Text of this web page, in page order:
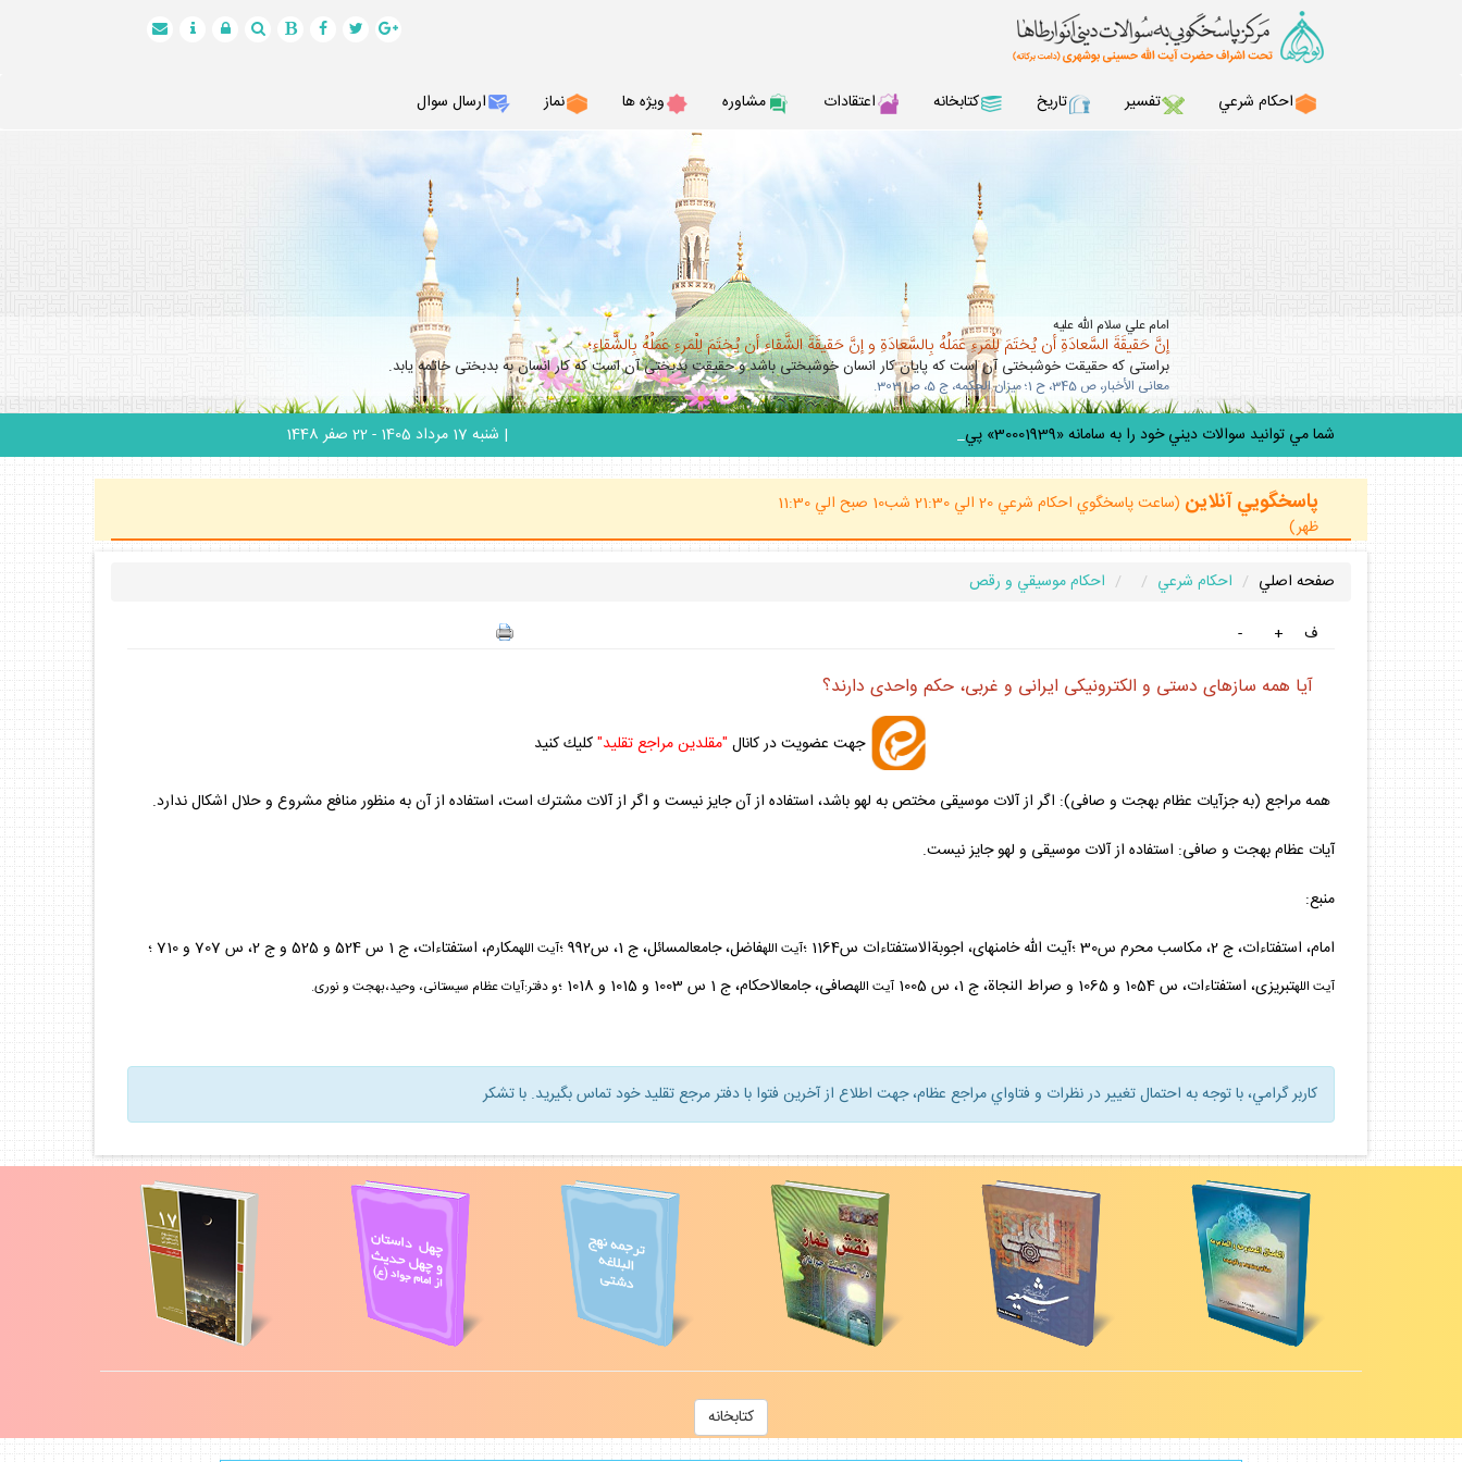
احكام شرعي تفسير تاريخ كتابخانه اعتقادات مشاوره ويژه ها نماز ارسال سوال
امام علي سلام الله عليه
إنَّ حَقيقَةَ السَّعادَةِ أن يُختَمَ لِلْمَرءِ عَمَلُهُ بِالسَّعادَةِ و إنَّ حَقيقَةَ الشَّقاءِ أن يُختَمَ لِلْمَرءِ عَمَلُهُ بِالشَّقاءِ؛
براستى كه حقيقت خوشبختى آن است كه پايان كار انسان خوشبختى باشد و حقيقت بدبختى آن است كه كار انسان به بدبختى خاتمه يابد.
معانى الأخبار، ص 345، ح 1؛ ميزان الحكمه، ج 5، ص 303.
شما مي توانيد سوالات ديني خود را به سامانه «30001939» پيامك ك | شنبه 17 مرداد 1405 - 22 صفر 1448
پاسخگويي آنلاين
(ساعت پاسخگوي احكام شرعي 20 الي 21:30 شب10 صبح الي 11:30
ظهر)
صفحه اصلي احكام شرعي
احكام موسيقي و رقص
ف
+
-
آيا همه سازهاى دستى و الكترونيكى ايرانى و غربى، حكم واحدى دارند؟
جهت عضويت در كانال "مقلدين مراجع تقليد"كليك كنيد
همه مراجع (به جزآيات عظام بهجت و صافى): اگر از آلات موسيقى مختص به لهو باشد، استفاده از آن جايز نيست و اگر از آلات مشترك است، استفاده از آن به منظور منافع مشروع و حلال اشكال ندارد.
آيات عظام بهجت و صافى: استفاده از آلات موسيقى و لهو جايز نيست.
منبع:
امام، استفتاءات، ج 2، مكاسب محرم س30 ؛آيت الله خامنه‏اى، اجوبةالاستفتاءات س1164 ؛
آيت اللهفاضل، جامع‏المسائل، ج 1، س992 ؛ آيت اللهمكارم، استفتاءات، ج 1 س 524 و 525 و ج 2، س 707 و 710 ؛
آيت اللهتبريزى، استفتاءات، س 1054 و 1065 و صراط النجاة، ج 1، س 1005 آيت اللهصافى، جامع‏الاحكام، ج 1 س 1003 و 1015 و 1018 ؛ و دفتر:آيات عظام سيستانى، وحيد،بهجت و نورى.
كاربر گرامي، با توجه به احتمال تغيير در نظرات و فتاواي مراجع عظام، جهت اطلاع از آخرين فتوا با دفتر مرجع تقليد خود تماس بگيريد. با تشكر
كتابخانه